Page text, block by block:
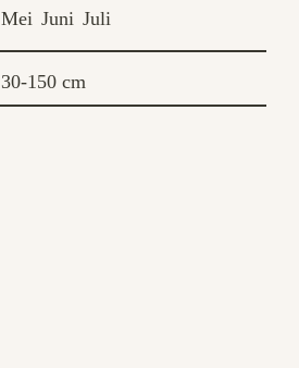
Mei Juni Juli
30-150 cm